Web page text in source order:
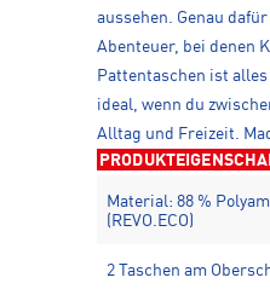
aussehen. Genau
Abenteuer, bei denen
Pattentaschen ist
ideal, wenn du
Alltag und Freizeit.
Material: 88 %
(REVO.ECO)
2 Taschen am